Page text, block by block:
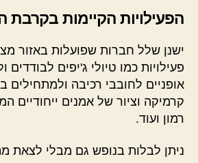
הפעילויות הקיימות בקרבת
ישנן שלל חברות שפועלות באזור
פעילויות כמו טיולי ג'יפים לבודדים
אופניים לחובבי רכיבה ולמתחילים
קרמיקה וציור של אמנים ייחודיים
רמון ועוד.
ניתן לבלות בנופש גם מבלי לצאת